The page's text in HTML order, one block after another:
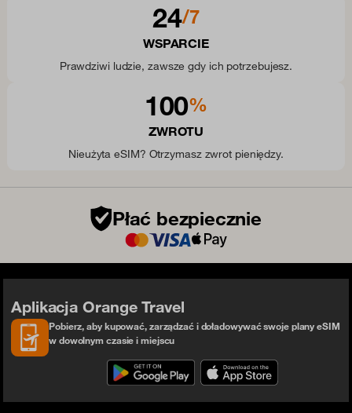
24/7
WSPARCIE
Prawdziwi ludzie, zawsze gdy ich potrzebujesz.
100%
ZWROTU
Nieużyta eSIM? Otrzymasz zwrot pieniędzy.
Płać bezpiecznie
Aplikacja Orange Travel
Pobierz, aby kupować, zarządzać i doładowywać swoje plany eSIM
w dowolnym czasie i miejscu